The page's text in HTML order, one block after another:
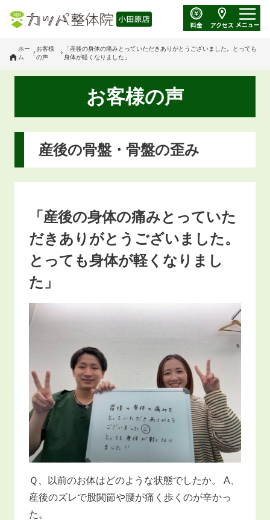
ホー
ム
お客様
の声
「産後の身体の痛みとっていただきありがとうございました。とっても
身体が軽くなりました」
お客様の声
産後の骨盤・骨盤の歪み
「産後の身体の痛みとっていた
だきありがとうございました。
とっても身体が軽くなりまし
た」
Ｑ、以前のお体はどのような状態でしたか。 A、
産後のズレで股関節や腰が痛く歩くのが辛かっ
た。